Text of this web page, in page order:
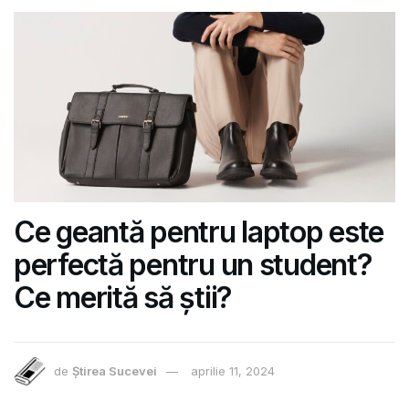
Ce geantă pentru laptop este
perfectă pentru un student?
Ce merită să știi?
de Știrea Sucevei aprilie 11, 2024